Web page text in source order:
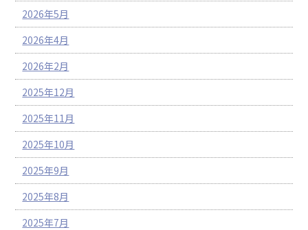
2026年5月
2026年4月
2026年2月
2025年12月
2025年11月
2025年10月
2025年9月
2025年8月
2025年7月